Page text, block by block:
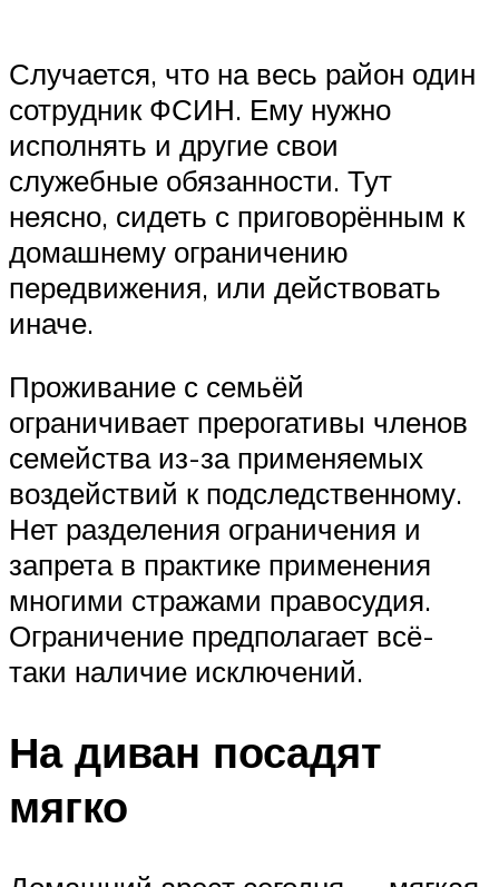
Случается, что на весь район один
сотрудник ФСИН. Ему нужно
исполнять и другие свои
служебные обязанности. Тут
неясно, сидеть с приговорённым к
домашнему ограничению
передвижения, или действовать
иначе.
Проживание с семьёй
ограничивает прерогативы членов
семейства из-за применяемых
воздействий к подследственному.
Нет разделения ограничения и
запрета в практике применения
многими стражами правосудия.
Ограничение предполагает всё-
таки наличие исключений.
На диван посадят
мягко